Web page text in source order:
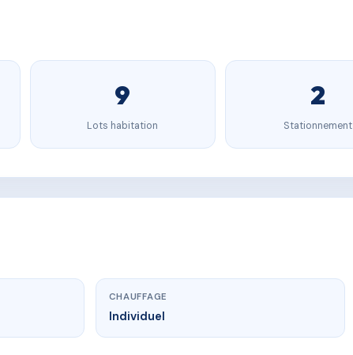
9
Lots habitation
2
Stationnement
CHAUFFAGE
Individuel